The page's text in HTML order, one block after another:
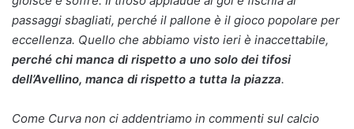
passaggi sbagliati, perché il pallone è il gioco popolare per
eccellenza. Quello che abbiamo visto ieri è inaccettabile,
perché chi manca di rispetto a uno solo dei tifosi
dell’Avellino, manca di rispetto a tutta la piazza.
Come Curva non ci addentriamo in commenti sul calcio